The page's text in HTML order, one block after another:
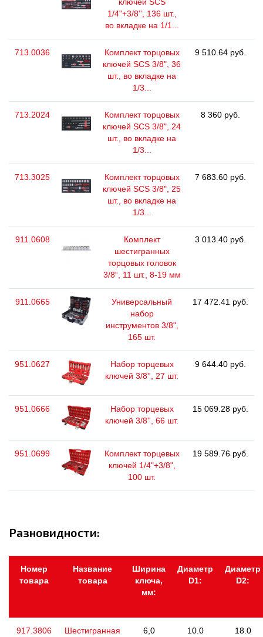
1/4"+3/8'', 136 шт.,
во вкладке на 1/1...
713.0036
Комплект торцовых
ключей SCS 3/8", 36
шт., во вкладке на
1/3...
9 510.64 руб.
713.2024
Комплект торцовых
ключей SCS 3/8", 24
шт., во вкладке на
1/3...
8 360 руб.
713.3025
Комплект торцовых
ключей SCS 3/8", 25
шт., во вкладке на
1/3...
7 683.60 руб.
911.0608
Комплект
шестигранных
торцовых головок
3/8“, 11 шт., 8-19 мм
3 013.40 руб.
911.0665
Универсальный
набор
инструментов 3/8",
165 шт.
17 472.41 руб.
951.0627
Набор торцевых
ключей 3/8'', 27 шт.
9 644.40 руб.
951.0666
Набор торцевых
ключей 3/8'', 66 шт.
15 069.28 руб.
951.0699
Комплект торцевых
ключей 1/4"+3/8",
100 шт.
19 589.76 руб.
Разновидности:
Номер
товара
Название
товара
Ширина
ключа,
мм:
Диаметр
D1:
Диаметр
D2:
917.3806
Шестигранная
6,0 10.0 18.0